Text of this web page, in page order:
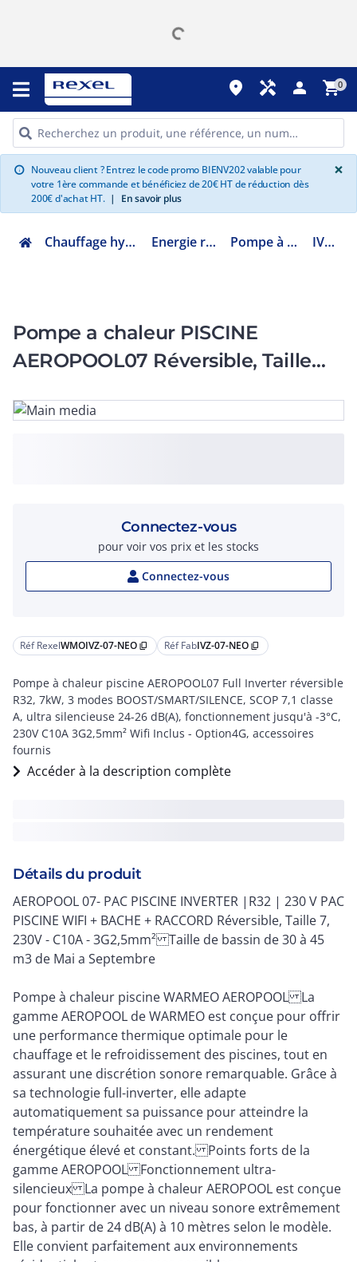
place handyman person shopping_cart0
info Nouveau client ? Entrez le code promo BIENV202 valable pour
votre 1ère commande et bénéficiez de 20€ HT de réduction dès
200€ d'achat HT. | En savoir plus
×
Chauffage hydraulique et plomberie Energie renouvelable ENR Pompe à chaleur de piscine IVZ-07-NEO
Pompe a chaleur PISCINE
AEROPOOL07 Réversible, Taille
Réf RexelWMOIVZ-07-NEO content_copy Réf FabIVZ-07-NEO content_copy
Pompe à chaleur piscine AEROPOOL07 Full Inverter réversible
R32, 7kW, 3 modes BOOST/SMART/SILENCE, SCOP 7,1 classe
A, ultra silencieuse 24-26 dB(A), fonctionnement jusqu'à -3°C,
230V C10A 3G2,5mm² Wifi Inclus - Option4G, accessoires
fournis
Accéder à la description complète
Détails du produit
AEROPOOL 07- PAC PISCINE INVERTER |R32 | 230 V PAC
PISCINE WIFI + BACHE + RACCORD Réversible, Taille 7,
230V - C10A - 3G2,5mm² Taille de bassin de 30 à 45
m3 de Mai a Septembre
Pompe à chaleur piscine WARMEO AEROPOOL La
gamme AEROPOOL de WARMEO est conçue pour offrir
une performance thermique optimale pour le
chauffage et le refroidissement des piscines, tout en
assurant une discrétion sonore remarquable. Grâce à
sa technologie full-inverter, elle adapte
automatiquement sa puissance pour atteindre la
température souhaitée avec un rendement
énergétique élevé et constant. Points forts de la
gamme AEROPOOL Fonctionnement ultra-
silencieux La pompe à chaleur AEROPOOL est conçue
pour fonctionner avec un niveau sonore extrêmement
bas, à partir de 24 dB(A) à 10 mètres selon le modèle.
Elle convient parfaitement aux environnements
Connectez-vous
pour voir vos prix et les stocks
Connectez-vous